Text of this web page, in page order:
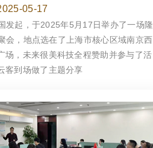
05-17
发起，于2025年5月17日举办了一场隆
会，地点选在了上海市核心区域南京西
场，未来很美科技全程赞助并参与了活
客到场做了主题分享